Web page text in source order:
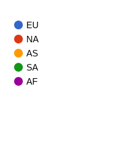
EU
NA
AS
SA
AF